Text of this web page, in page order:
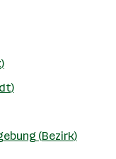
(Bezirk)